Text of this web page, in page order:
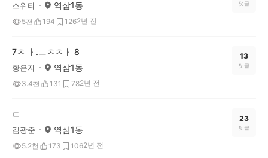
스위티 역삼1동
5천 194 1262년 전
댓글
7ㅊ ㅏ.ㅡㅊㅊㅏ 8
황은지 역삼1동
3.4천 131 782년 전
13
댓글
ㄷ
김광준 역삼1동
5.2천 173 1062년 전
23
댓글